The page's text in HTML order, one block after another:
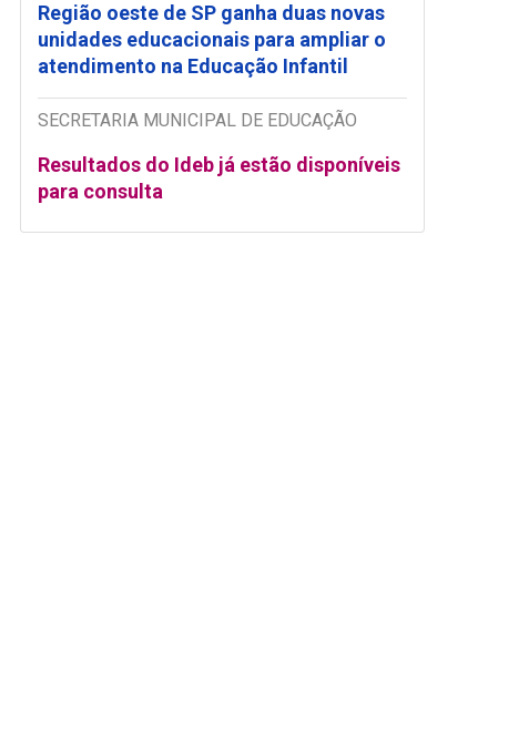
Região oeste de SP ganha duas novas
unidades educacionais para ampliar o
atendimento na Educação Infantil
SECRETARIA MUNICIPAL DE EDUCAÇÃO
Resultados do Ideb já estão disponíveis
para consulta